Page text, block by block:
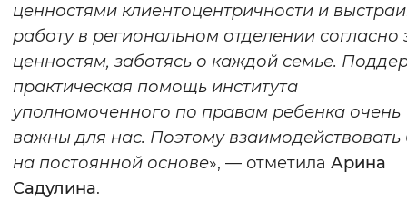
ценностями клиентоцентричности и
работу в региональном отделении согласно
ценностям, заботясь о каждой семье.
практическая помощь института
уполномоченного по правам ребенка очень
важны для нас. Поэтому взаимодействовать
на постоянной основе», — отметила Арина
Садулина.